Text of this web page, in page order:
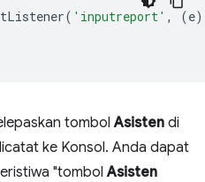
( 'inputreport' , (e)
tombolAsisten di
ke Konsol. Anda dapat
"tombolAsisten